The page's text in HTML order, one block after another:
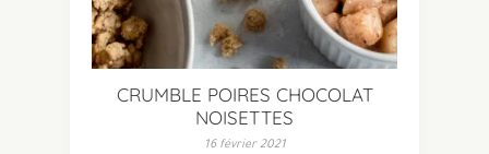
CRUMBLE POIRES CHOCOLAT
NOISETTES
16 février 2021